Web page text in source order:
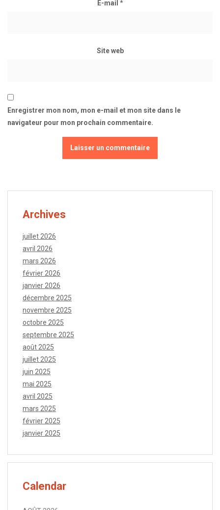
E-mail *
Site web
Enregistrer mon nom, mon e-mail et mon site dans le
navigateur pour mon prochain commentaire.
Archives
juillet 2026
avril 2026
mars 2026
février 2026
janvier 2026
décembre 2025
novembre 2025
octobre 2025
septembre 2025
août 2025
juillet 2025
juin 2025
mai 2025
avril 2025
mars 2025
février 2025
janvier 2025
Calendar